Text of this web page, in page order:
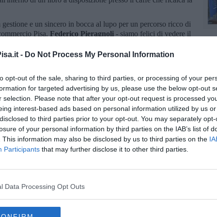
- Do Not Process My Personal Information
opt-out of the sale, sharing to third parties, or processing of your
for targeted advertising by us, please use the below opt-out
selection. Please note that after your opt-out request is processed
interest-based ads based on personal information utilized by us
to third parties prior to your opt-out. You may separately
of your personal information by third parties on the IAB’s list of
This information may also be disclosed by us to third parties on the
Participants that may further disclose it to other third parties.
Data Processing Opt Outs
e un sincero in bocca al lupo per un percorso ricco di
Pisa, Federico Pieragnoli - siamo felici di vedere il
che siamo orgogliosi di rappresentare. Da parte delle
per la tutela e la valorizzazione delle aziende più
e della sua Università: da sempre luogo di ritrovo per
vita a idee e imprese risorgimentali- ha concluso il
un'operazione importante direcupero del patrimonio
il commercio alla riapprorpiazione dei luoghi identitari del
iscriviti alla
nella tua casella di posta.